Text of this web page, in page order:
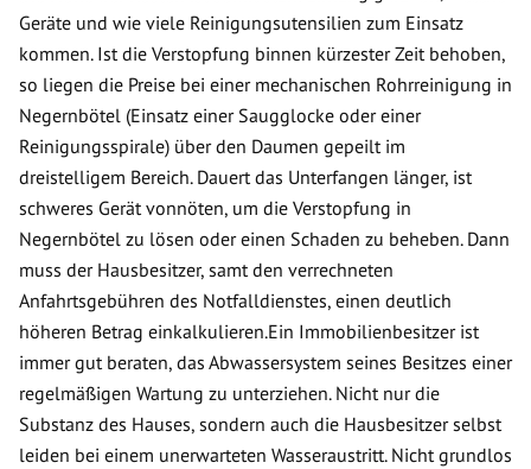
Geräte und wie viele Reinigungsutensilien zum Einsatz
kommen. Ist die Verstopfung binnen kürzester Zeit behoben,
so liegen die Preise bei einer mechanischen Rohrreinigung in
Negernbötel (Einsatz einer Saugglocke oder einer
Reinigungsspirale) über den Daumen gepeilt im
dreistelligem Bereich. Dauert das Unterfangen länger, ist
schweres Gerät vonnöten, um die Verstopfung in
Negernbötel zu lösen oder einen Schaden zu beheben. Dann
muss der Hausbesitzer, samt den verrechneten
Anfahrtsgebühren des Notfalldienstes, einen deutlich
höheren Betrag einkalkulieren.Ein Immobilienbesitzer ist
immer gut beraten, das Abwassersystem seines Besitzes einer
regelmäßigen Wartung zu unterziehen. Nicht nur die
Substanz des Hauses, sondern auch die Hausbesitzer selbst
leiden bei einem unerwarteten Wasseraustritt. Nicht grundlos